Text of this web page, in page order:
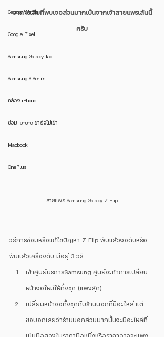
Galaxy Watch
Google Pixel
Samsung Galaxy Tab
Samsung S Serirs
กล้อง iPhone
ซ่อม iphone ชาร์จไม่เข้า
Macbook
OnePlus
อาการเสียที่พบเจอส่วนมากเป็นจากเจ้าสายแพรเส้นนี้
ครับ
สายแพร Samsung Galaxy Z Flip
วิธีการซ่อมหรือแก้ไขปัญหา Z Flip พับแล้วจอดับหรือ
พับแล้วเครื่องดับ มีอยู่ 3 วิธี
เข้าศูนย์บริการSamsung ศูนย์จะทำการเปลี่ยน
หน้าจอใหม่ให้ทั้งชุด (แพงสุด)
เปลี่ยนหน้าจอทั้งชุดกับร้านนอกที่มีอะไหล่ แต่
ขอบอกเลยว่าร้านนอกส่วนมากนั้นจะมีอะไหล่ที่